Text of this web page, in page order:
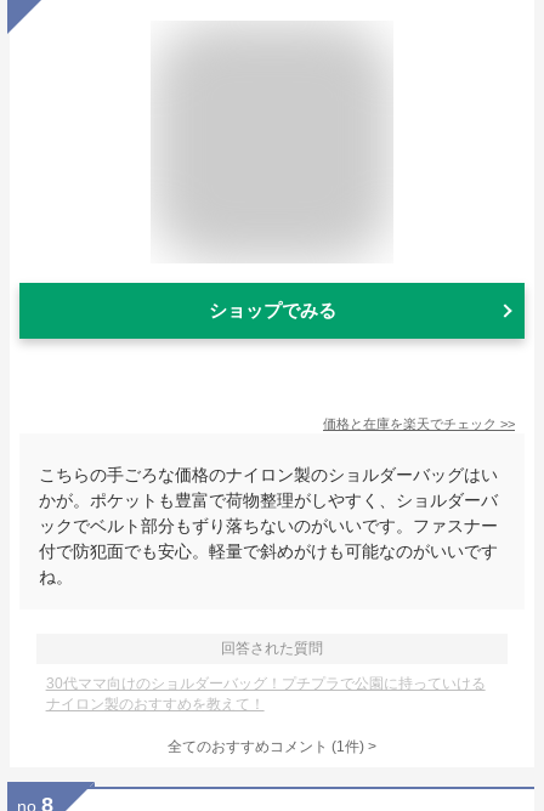
ショップでみる
価格と在庫を楽天でチェック >>
こちらの手ごろな価格のナイロン製のショルダーバッグはい
かが。ポケットも豊富で荷物整理がしやすく、ショルダーバ
ックでベルト部分もずり落ちないのがいいです。ファスナー
付で防犯面でも安心。軽量で斜めがけも可能なのがいいです
ね。
回答された質問
30代ママ向けのショルダーバッグ！プチプラで公園に持っていける
ナイロン製のおすすめを教えて！
全てのおすすめコメント (1件) >
no. 8